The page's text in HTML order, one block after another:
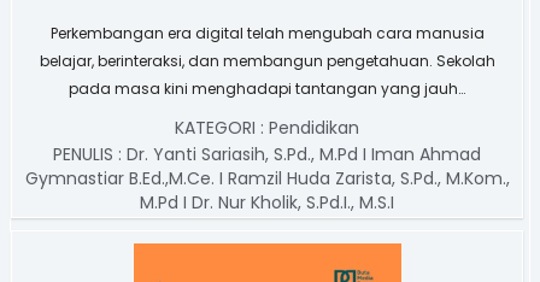
Perkembangan era digital telah mengubah cara manusia
belajar, berinteraksi, dan membangun pengetahuan. Sekolah
pada masa kini menghadapi tantangan yang jauh…
KATEGORI : Pendidikan
PENULIS : Dr. Yanti Sariasih, S.Pd., M.Pd I Iman Ahmad
Gymnastiar B.Ed.,M.Ce. I Ramzil Huda Zarista, S.Pd., M.Kom.,
M.Pd I Dr. Nur Kholik, S.Pd.I., M.S.I